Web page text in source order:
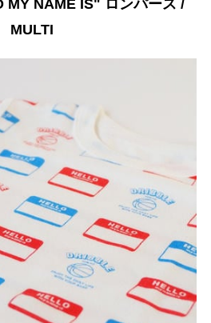
MY NAME IS" ロンパース /
MULTI